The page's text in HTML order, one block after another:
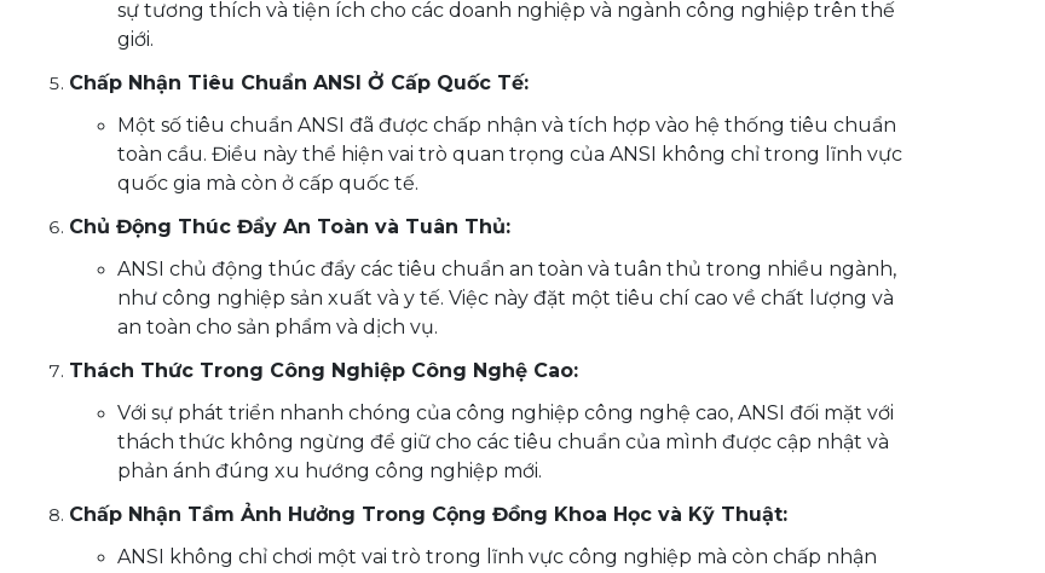
sự tương thích và tiện ích cho các doanh nghiệp và ngành công nghiệp trên thế
giới.
Chấp Nhận Tiêu Chuẩn ANSI Ở Cấp Quốc Tế:
Một số tiêu chuẩn ANSI đã được chấp nhận và tích hợp vào hệ thống tiêu chuẩn
toàn cầu. Điều này thể hiện vai trò quan trọng của ANSI không chỉ trong lĩnh vực
quốc gia mà còn ở cấp quốc tế.
Chủ Động Thúc Đẩy An Toàn và Tuân Thủ:
ANSI chủ động thúc đẩy các tiêu chuẩn an toàn và tuân thủ trong nhiều ngành,
như công nghiệp sản xuất và y tế. Việc này đặt một tiêu chí cao về chất lượng và
an toàn cho sản phẩm và dịch vụ.
Thách Thức Trong Công Nghiệp Công Nghệ Cao:
Với sự phát triển nhanh chóng của công nghiệp công nghệ cao, ANSI đối mặt với
thách thức không ngừng để giữ cho các tiêu chuẩn của mình được cập nhật và
phản ánh đúng xu hướng công nghiệp mới.
Chấp Nhận Tầm Ảnh Hưởng Trong Cộng Đồng Khoa Học và Kỹ Thuật:
ANSI không chỉ chơi một vai trò trong lĩnh vực công nghiệp mà còn chấp nhận